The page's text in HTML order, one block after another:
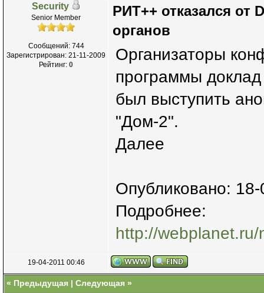
Security
Senior Member
Сообщений: 744
Зарегистрирован: 21-11-2009
Рейтинг: 0
РИТ++ отказался от
органов
Организаторы
программы
был выступить
"Дом-2".
Далее
Опубликовано:
Подробнее:
http://
19-04-2011 00:46
« Предыдущая | Следующая »